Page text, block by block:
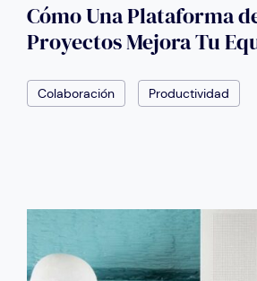
Cómo Una Plataforma
Proyectos Mejora Tu
Colaboración Productividad